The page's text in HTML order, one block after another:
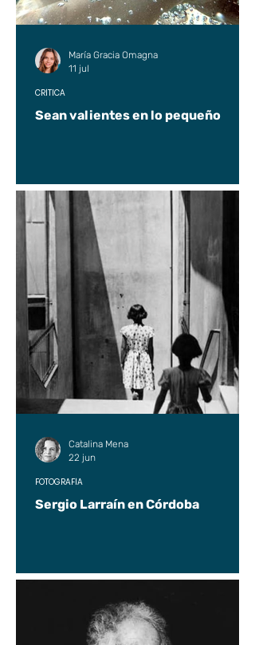
Sean valientes en lo pequeño
CRÍTICA
María Gracia Omagna
11 jul
Sergio Larraín en Córdoba
FOTOGRAFÍA
Catalina Mena
22 jun